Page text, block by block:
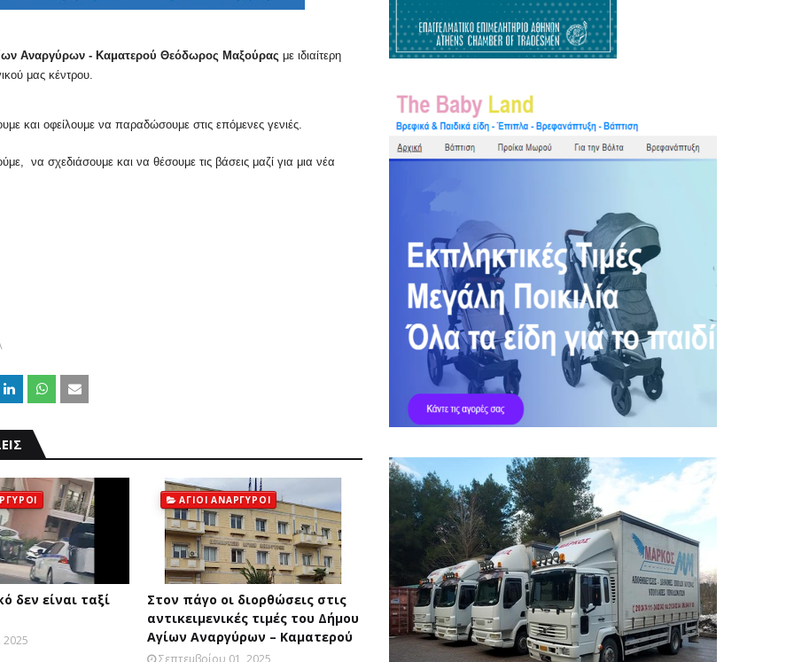
Αναργύρων - Καματερού Θεόδωρος Μαξούρας με ιδιαίτερη
μας κέντρου.
και οφείλουμε να παραδώσουμε στις επόμενες γενιές.
να σχεδιάσουμε και να θέσουμε τις βάσεις μαζί για μια νέα
δεν είναι ταξί
2025
ΑΓΙΟΙ ΑΝΑΡΓΥΡΟΙ
Στον πάγο οι διορθώσεις στις
αντικειμενικές τιμές του Δήμου
Αγίων Αναργύρων – Καματερού
Σεπτεμβρίου 01, 2025